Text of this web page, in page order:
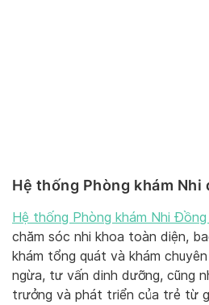
Hệ thống Phòng khám Nhi
Hệ thống Phòng khám Nhi Đồng
chăm sóc nhi khoa toàn diện,
khám tổng quát và khám
ngừa, tư vấn dinh dưỡng, cũng
trưởng và phát triển của trẻ từ